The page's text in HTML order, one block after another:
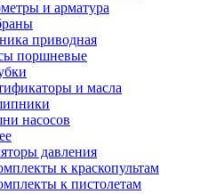
и арматура
приводная
поршневые
и масла
насосов
давления
к краскопультам
к пистолетам